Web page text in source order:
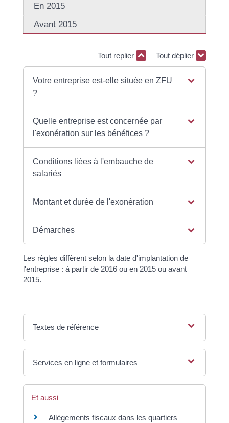
En 2015
Avant 2015
Tout replier Tout déplier
Votre entreprise est-elle située en ZFU
?
Quelle entreprise est concernée par
l'exonération sur les bénéfices ?
Conditions liées à l'embauche de
salariés
Montant et durée de l'exonération
Démarches
Les règles diffèrent selon la date d'implantation de
l'entreprise : à partir de 2016 ou en 2015 ou avant
2015.
Textes de référence
Services en ligne et formulaires
Et aussi
Allègements fiscaux dans les quartiers